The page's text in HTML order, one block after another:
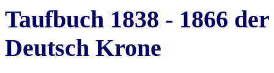
Taufbuch 1838 - 1866
Deutsch Krone